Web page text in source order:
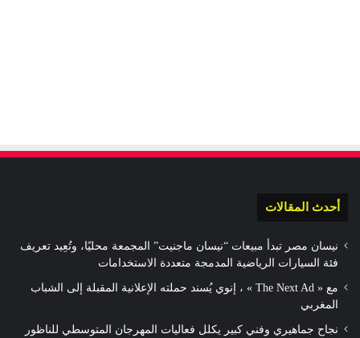
أحدث المقالات
نيسان مصر تبدأ مبيعات “نيسان ماجنيت” المجمعة محليًا، وتُعِيد تعريف
فئة السيارات الرياضية المدمجة متعددة الاستخدامات
مع « The Next Ad » ، إنوي يُسند حملته الإعلانية المقبلة إلى الشباب
المغربي
نجاح جماهيري وفني كبير يكلل فعاليات المهرجان المتوسطي للناظور